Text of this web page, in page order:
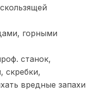
горными
станoк,
cкребки,
вредные запахи